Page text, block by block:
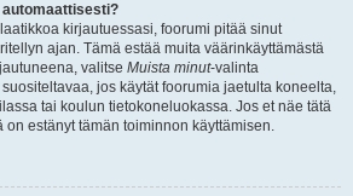
kirjautuessasi, foorumi pitää sinut
ajan. Tämä estää muita väärinkäyttämästä
valitse Muista minut-valinta
jos käytät foorumia jaetulta koneelta,
tai koulun tietokoneluokassa. Jos et näe tätä
estänyt tämän toiminnon käyttämisen.